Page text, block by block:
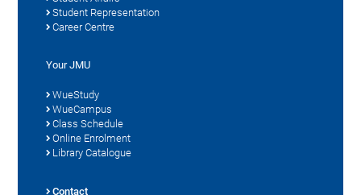
Student Representation
Career Centre
Your JMU
WueStudy
WueCampus
Class Schedule
Online Enrolment
Library Catalogue
Contact